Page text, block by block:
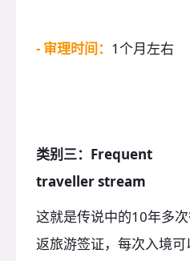
- 审理时间： 1个月左右
类别三：Frequent
traveller stream
这就是传说中的10年多
返旅游签证，每次入境可